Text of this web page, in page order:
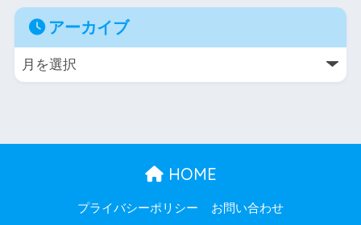
アーカイブ
HOME
プライバシーポリシー お問い合わせ